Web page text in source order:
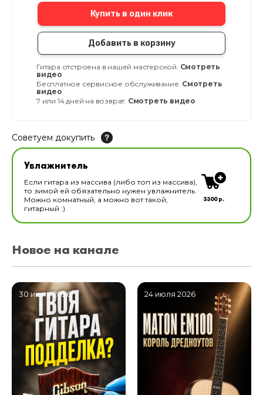
Купить в один клик
Добавить в корзину
Гитара отстроена в нашей мастерской. Смотреть
видео
Бесплатное сервисное обслуживание. Смотреть
видео
7 или 14 дней на возврат. Смотреть видео
Советуем докупить
Увлажнитель для музыкальных инструментов
В наличии
Увлажнитель
Если гитара из массива (либо топ из массива),
то зимой ей обязательно нужен увлажнитель.
Можно комнатный, а можно вот такой,
гитарный :)
3300 р.
Новое на канале
30 июля 2026 24 июля 2026